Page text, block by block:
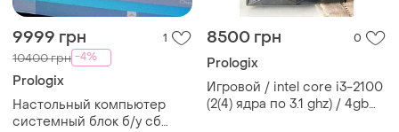
9999 грн 1
10400 грн -4%
Prologix
Настольный компьютер
системный блок б/у сб
8500 грн 0
Prologix
Игровой / intel core i3-2100
(2(4) ядра по 3.1 ghz) / 4gb